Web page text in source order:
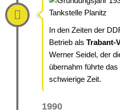
In den Zeiten der
Betrieb alsTrabant-
Werner Seidel, der
übernahm führte
schwierige Zeit.
1990